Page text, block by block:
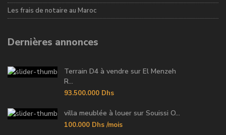
Les frais de notaire au Maroc
Dernières annonces
Terrain D4 à vendre sur El Menzeh
R...
93.500.000 Dhs
villa meublée à louer sur Souissi O...
100.000 Dhs /mois